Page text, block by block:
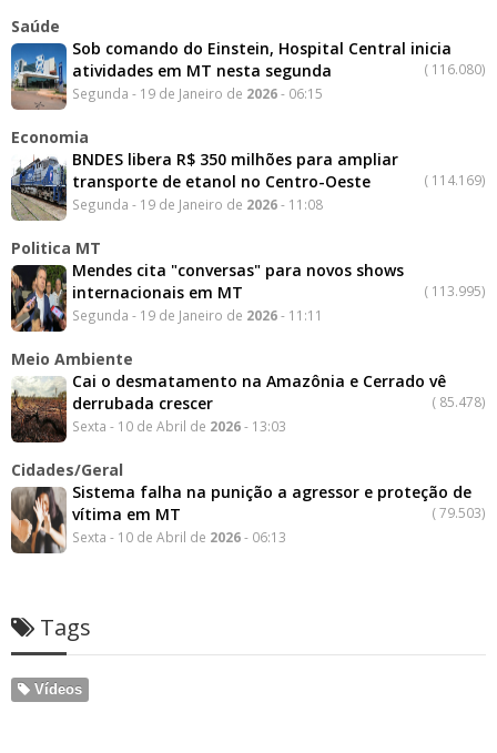
Saúde
Sob comando do Einstein, Hospital Central inicia
atividades em MT nesta segunda
( 116.080)
Segunda - 19 de Janeiro de 2026- 06:15
Economia
BNDES libera R$ 350 milhões para ampliar
transporte de etanol no Centro-Oeste
( 114.169)
Segunda - 19 de Janeiro de 2026- 11:08
Politica MT
Mendes cita "conversas" para novos shows
internacionais em MT
( 113.995)
Segunda - 19 de Janeiro de 2026- 11:11
Meio Ambiente
Cai o desmatamento na Amazônia e Cerrado vê
derrubada crescer
( 85.478)
Sexta - 10 de Abril de 2026- 13:03
Cidades/Geral
Sistema falha na punição a agressor e proteção de
vítima em MT
(79.503)
Sexta - 10 de Abril de 2026- 06:13
Tags
Vídeos